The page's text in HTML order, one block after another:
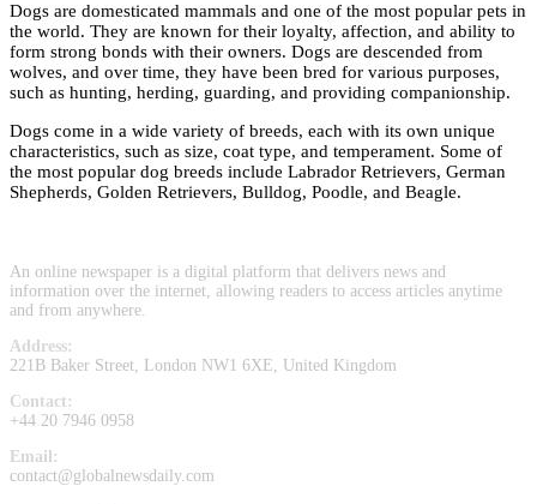
Dogs are domesticated mammals and one of the most popular pets in
the world. They are known for their loyalty, affection, and ability to
form strong bonds with their owners. Dogs are descended from
wolves, and over time, they have been bred for various purposes,
such as hunting, herding, guarding, and providing companionship.
Dogs come in a wide variety of breeds, each with its own unique
characteristics, such as size, coat type, and temperament. Some of
the most popular dog breeds include Labrador Retrievers, German
Shepherds, Golden Retrievers, Bulldog, Poodle, and Beagle.
An online newspaper is a digital platform that delivers news and
information over the internet, allowing readers to access articles anytime
and from anywhere.
Address:
221B Baker Street, London NW1 6XE, United Kingdom
Contact:
+44 20 7946 0958
Email:
contact@globalnewsdaily.com